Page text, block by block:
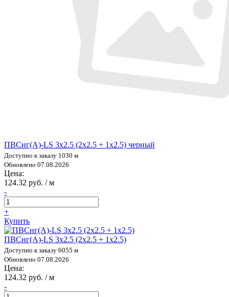
ПВСнг(А)-LS 3х2.5 (2х2.5 + 1х2.5) черный
Доступно к заказу 1030 м
Обновлено 07.08.2026
Цена:
124.32 руб. / м
-
+
Купить
ПВСнг(А)-LS 3х2.5 (2х2.5 + 1х2.5)
Доступно к заказу 6055 м
Обновлено 07.08.2026
Цена:
124.32 руб. / м
-